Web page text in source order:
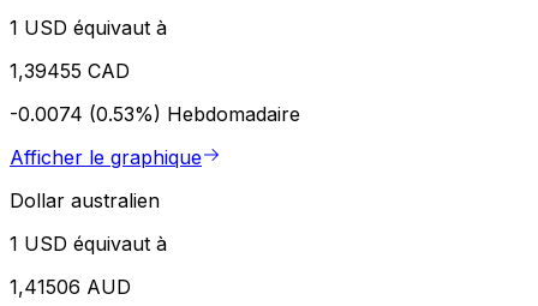
1 USD équivaut à
1,39455 CAD
-0.0074 (0.53%) Hebdomadaire
Afficher le graphique
Dollar australien
1 USD équivaut à
1,41506 AUD